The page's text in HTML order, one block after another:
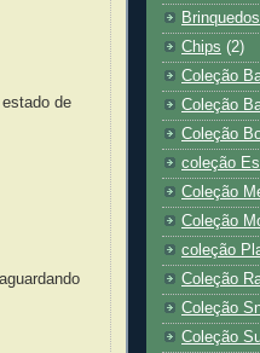
de
Chips (2)
Coleção
Coleção
Coleção
coleção
Coleção
Coleção
coleção
Coleção
Coleção
Coleção